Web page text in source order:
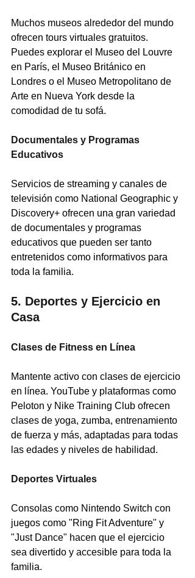
Muchos museos alrededor del mundo
ofrecen tours virtuales gratuitos.
Puedes explorar el Museo del Louvre
en París, el Museo Británico en
Londres o el Museo Metropolitano de
Arte en Nueva York desde la
comodidad de tu sofá.
Documentales y Programas
Educativos
Servicios de streaming y canales de
televisión como National Geographic y
Discovery+ ofrecen una gran variedad
de documentales y programas
educativos que pueden ser tanto
entretenidos como informativos para
toda la familia.
5. Deportes y Ejercicio en
Casa
Clases de Fitness en Línea
Mantente activo con clases de ejercicio
en línea. YouTube y plataformas como
Peloton y Nike Training Club ofrecen
clases de yoga, zumba, entrenamiento
de fuerza y más, adaptadas para todas
las edades y niveles de habilidad.
Deportes Virtuales
Consolas como Nintendo Switch con
juegos como "Ring Fit Adventure" y
"Just Dance" hacen que el ejercicio
sea divertido y accesible para toda la
familia.